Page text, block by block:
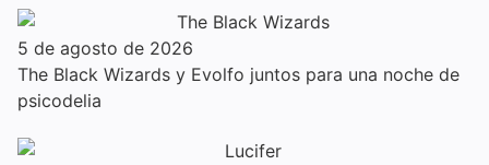
5 de agosto de 2026
The Black Wizards y Evolfo juntos para una noche de
psicodelia